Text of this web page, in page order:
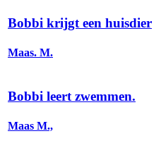
Bobbi krijgt een huisdier
Maas. M.
Bobbi leert zwemmen.
Maas M.,